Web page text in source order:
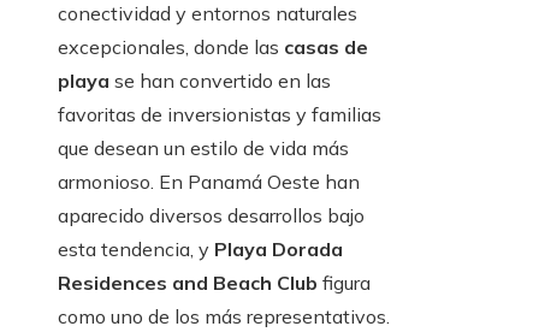
conectividad y entornos naturales
excepcionales, donde las casas de
playa se han convertido en las
favoritas de inversionistas y familias
que desean un estilo de vida más
armonioso. En Panamá Oeste han
aparecido diversos desarrollos bajo
esta tendencia, y Playa Dorada
Residences and Beach Club figura
como uno de los más representativos.